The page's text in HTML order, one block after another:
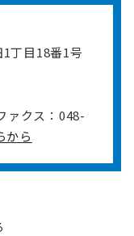
1丁目18番1号
ァクス：048-
から